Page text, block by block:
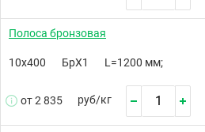
Полоса бронзовая
10х400 БрХ1 L=1200 мм;
от 2 835 руб/кг